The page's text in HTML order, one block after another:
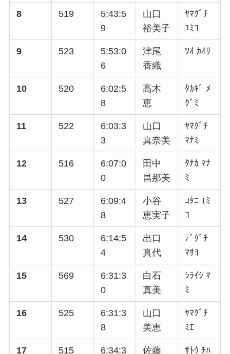
8 519
5:43:5
9
山口
裕美子
ﾔﾏｸﾞﾁ
ﾕﾐｺ
9 523
5:53:0
6
津尾
香織
ﾂｵ ｶｵﾘ
10 520
6:02:5
8
高木
恵
ﾀｶｷﾞ ﾒ
ｸﾞﾐ
11 522
6:03:3
3
山口
真奈美
ﾔﾏｸﾞﾁ
ﾏﾅﾐ
12 516
6:07:0
0
田中
昌那美
ﾀﾅｶ ﾏﾅ
ﾐ
13 527
6:09:4
8
小谷
恵実子
ｺﾀﾆ ｴﾐ
ｺ
14 530
6:14:5
4
出口
真代
ﾃﾞｸﾞﾁ
ﾏｻﾖ
15 569
6:31:3
0
白石
真美
ｼﾗｲｼ ﾏ
ﾐ
16 525
6:31:3
8
山口
美恵
ﾔﾏｸﾞﾁ
ﾐｴ
17 515 6:34:3 佐藤 ｻﾄｳ ﾁﾊ